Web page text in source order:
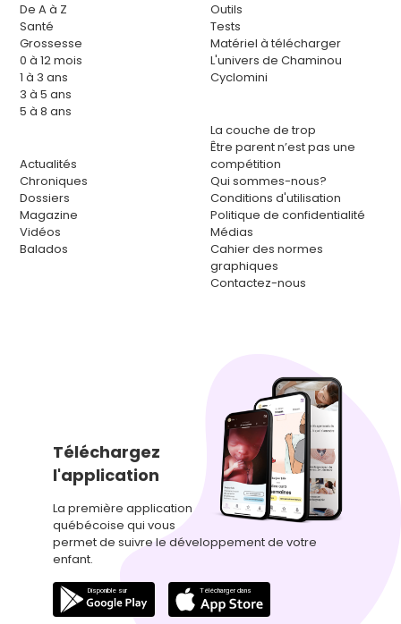
De A à Z
Santé
Grossesse
0 à 12 mois
1 à 3 ans
3 à 5 ans
5 à 8 ans
Actualités
Chroniques
Dossiers
Magazine
Vidéos
Balados
Outils
Tests
Matériel à télécharger
L'univers de Chaminou
Cyclomini
La couche de trop
Être parent n’est pas une
compétition
Qui sommes-nous?
Conditions d'utilisation
Politique de confidentialité
Médias
Cahier des normes
graphiques
Contactez-nous
Téléchargez
l'application
La première application
québécoise qui vous
permet de suivre le développement de votre
enfant.